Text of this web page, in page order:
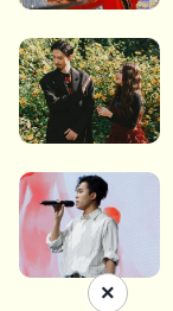
×